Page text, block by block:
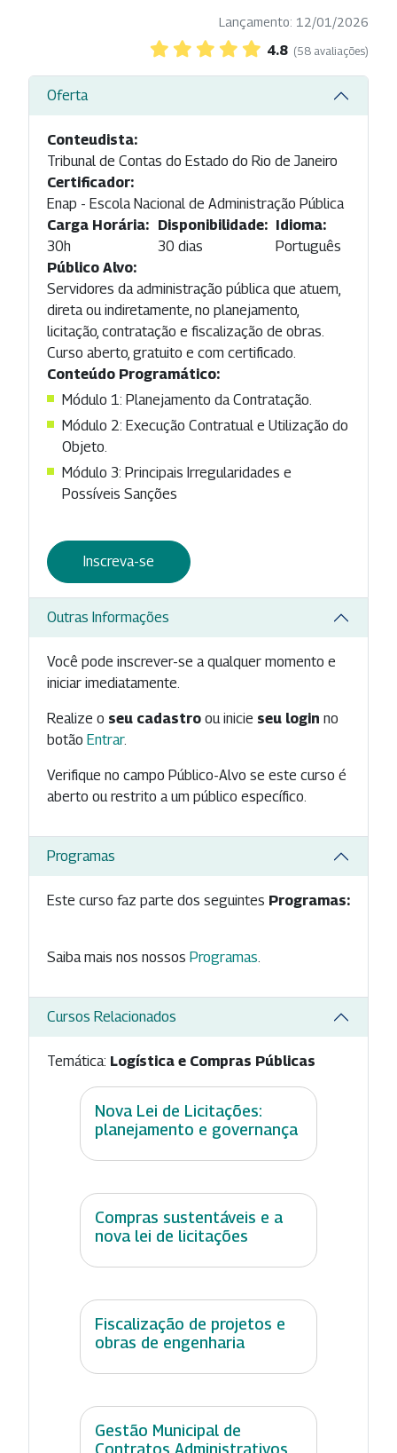
Lançamento: 12/01/2026
4.8 (58 avaliações)
Oferta
Conteudista:
Tribunal de Contas do Estado do Rio de Janeiro
Certificador:
Enap - Escola Nacional de Administração Pública
Carga Horária:
30h
Disponibilidade:
30 dias
Idioma:
Português
Público Alvo:
Servidores da administração pública que atuem,
direta ou indiretamente, no planejamento,
licitação, contratação e fiscalização de obras.
Curso aberto, gratuito e com certificado.
Conteúdo Programático:
Módulo 1: Planejamento da Contratação.
Módulo 2: Execução Contratual e Utilização do
Objeto.
Módulo 3: Principais Irregularidades e
Possíveis Sanções
Inscreva-se
Outras Informações
Você pode inscrever-se a qualquer momento e
iniciar imediatamente.
Realize o seu cadastro ou inicie seu login no
botão Entrar.
Verifique no campo Público-Alvo se este curso é
aberto ou restrito a um público específico.
Programas
Este curso faz parte dos seguintes Programas:
Saiba mais nos nossos Programas
Cursos Relacionados
Temática: Logística e Compras Públicas
Nova Lei de Licitações:
planejamento e governança
Compras sustentáveis e a
nova lei de licitações
Fiscalização de projetos e
obras de engenharia
Gestão Municipal de
Contratos Administrativos